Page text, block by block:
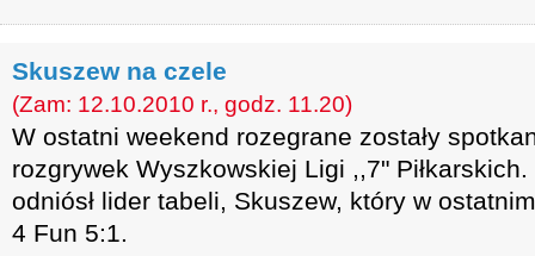
Skuszew na czele
(Zam: 12.10.2010 r., godz. 11.20)
W ostatni weekend rozegrane zostały
rozgrywek Wyszkowskiej Ligi ,,7"
odniósł lider tabeli, Skuszew, który w
4 Fun 5:1.